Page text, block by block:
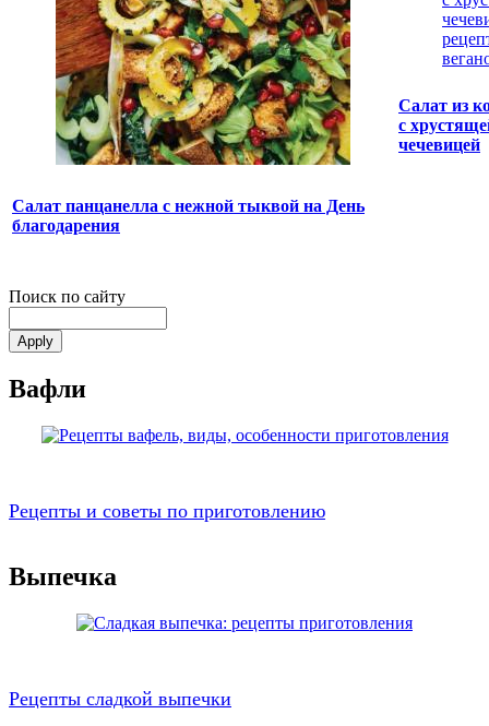
Салат панцанелла с нежной тыквой на День
благодарения
Салат из
с
чечевицей
Поиск по сайту
Вафли
Рецепты и советы по приготовлению
Выпечка
Рецепты сладкой выпечки